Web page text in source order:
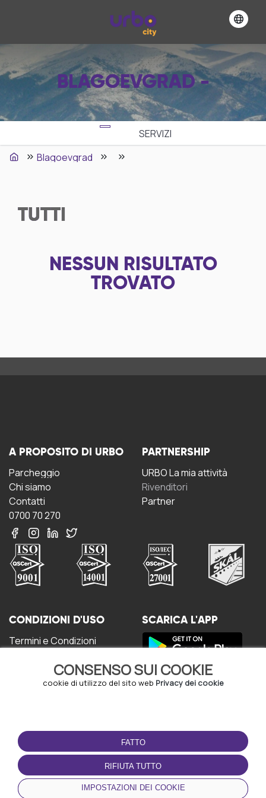
BLAGOEVGRAD -
SERVIZI
Blagoevgrad
TUTTI
NESSUN RISULTATO
TROVATO
CONSENSO SUI COOKIE
cookie di utilizzo del sito web Privacy dei cookie
FATTO
RIFIUTA TUTTO
IMPOSTAZIONI DEI COOKIE
A PROPOSITO DI URBO
Parcheggio
Chi siamo
Contatti
0700 70 270
PARTNERSHIP
URBO La mia attività
Rivenditori
Partner
CONDIZIONI D'USO
Termini e Condizioni
Gestione dei Cookie
Accordo per gli utenti
SCARICA L'APP
© Copyright - URBO 2026